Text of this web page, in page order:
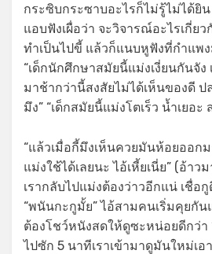
กระซิบกระซาบอะไรก็ไม่รู้ไม่ได้ยิน
แอบฟังเผื่อว่า จะวิจารณ์อะไรเกี่ย
ทำเป็นไปขี้ แล้วก็แนบหูฟังที่กำแพ
“เด็กนักศึกษาสมัยนี้แม่งเงี่ยนกันจัง
มาช้ากว่านี้สงสัยไม่ได้เห็นของดี ป
มึง” “เด็กสมัยนี้แม่งโตเร็ว น้ำเยอ
“แล้วเมื่อกี้มึงเห็นควยมันห้อยออก
แม่งใช้ได้เลยนะ ไอ้เหี้ยเนี่ย” (อ้าว
เรากลับไปแม่งต้องว่าวอีกแน่ เชื่อกู
“พนันกะกูมั้ย” ไอ้สามคนเริ่มคุยกัน
ต้องโชว์หนังสดให้ดูซะหน่อยดีกว่า
ไปซัก 5 นาทีเราเข้ามาดูมันใหม่เอ